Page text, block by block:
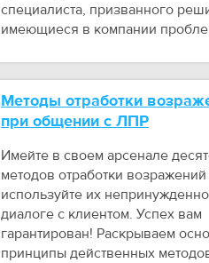
специалиста, призванного
имеющиеся в компании
Методы отработки
при общении с ЛПР
Имейте в своем арсенале
методов отработки
используйте их
диалоге с клиентом. Успех вам
гарантирован! Раскрываем
принципы действенных